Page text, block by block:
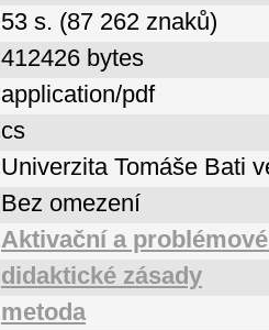
53 s. (87 262 znaků)
412426 bytes
application/pdf
cs
Univerzita Tomáše Bati
Bez omezení
Aktivační a
didaktické zásady
metoda